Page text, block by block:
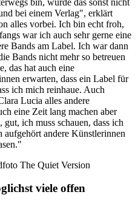
bei einem Verlag", erklärt
alles vorbei. Ich bin echt froh,
war ich auch sehr gerne eine
Bands am Label. Ich war dann
Bands nicht mehr so betreuen
das hat auch eine
erwarten, dass ein Label für
ich mich reinhaue. Auch
Lucia alles andere
eine Zeit lang machen aber
ich muss schauen, dass ich
aufgehört andere Künstlerinnen
viele offen